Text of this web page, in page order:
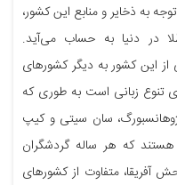
به ذخایر و منابع این کشور،
در دنیا به حساب می‌آید.
این کشور به دیگر کشورهای
تنوع زبانی است به طوری که
سان سیتی و کیپ
که هر ساله گردشگران
متفاوت از کشورهای